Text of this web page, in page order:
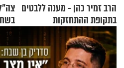
הרב זמיר כהן - מענה ללבטים
בתקופת ההתחזקות